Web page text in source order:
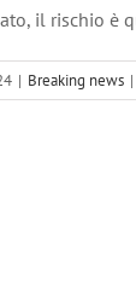
il rischio è
| Breaking news |